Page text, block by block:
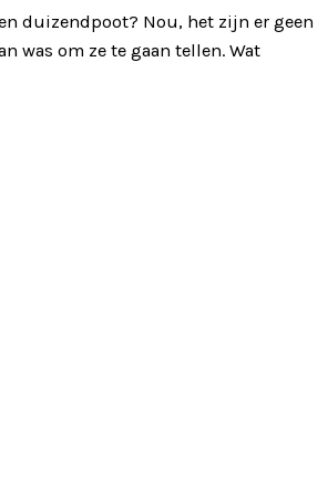
duizendpoot? Nou, het zijn er geen
was om ze te gaan tellen. Wat